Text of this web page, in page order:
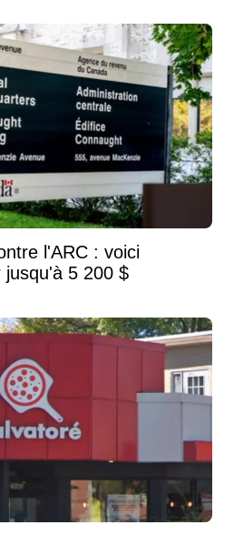
l'ARC : voici
5 200 $